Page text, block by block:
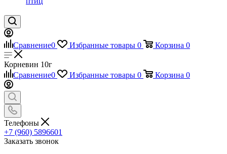
Сравнение0 Избранные товары 0 Корзина 0
Корневин 10г
Сравнение0 Избранные товары 0 Корзина 0
Телефоны
+7 (960) 5896601
Заказать звонок